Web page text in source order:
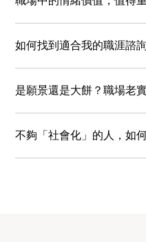
如何找到適合我的職涯諮
是願景還是⼤餅？職場老
不夠「社會化」的人，如